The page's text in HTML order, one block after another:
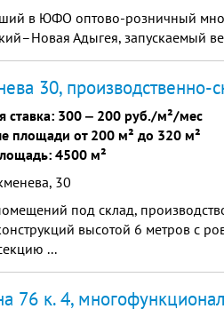
в ЮФО оптово-розничный
Адыгея, запускаемый
30, производственно-
ставка: 300 ‒ 200 руб./м²/мес
площади от 200 м² до 320 м²
4500 м²
30
под склад,
высотой 6 метров с
...
76 к. 4,